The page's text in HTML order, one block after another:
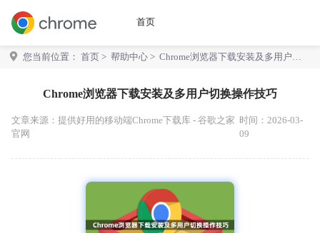
首页
您当前位置： 首页 > 帮助中心 > Chrome浏览器下载安装及多用户切
Chrome浏览器下载安装及多用户切换操作技巧
文章来源： 提供好用的移动端Chrome下载库 - 谷歌之家
官网
时间：2026-03-
09